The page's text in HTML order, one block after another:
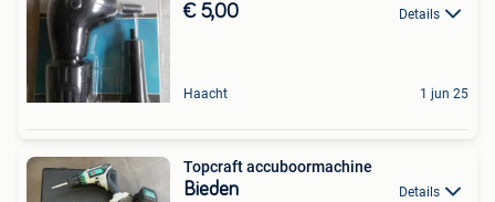
€ 5,00 Details
Haacht 1 jun 25
Topcraft accuboormachine
Bieden Details